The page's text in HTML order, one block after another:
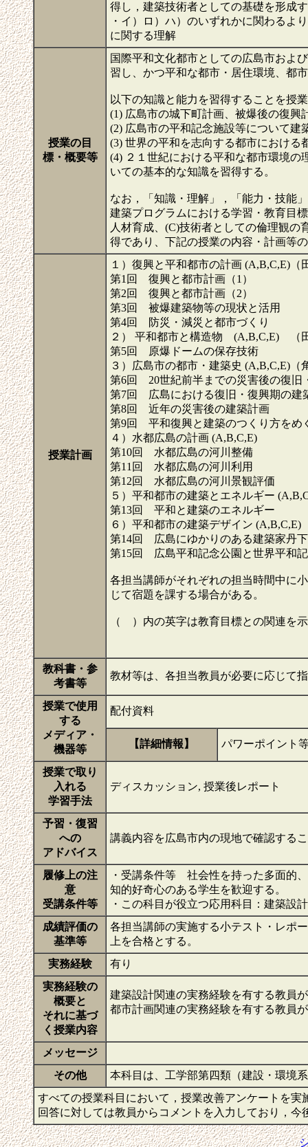
得し，建築技術者としての基礎を形成
・イ）ロ）ハ）のいずれかに関わるよ
に関する理解
授業の目
標・概要等
国際平和文化都市としての広島市およ
習し、かつ平和な都市・居住環境、都
以下の知識と能力を習得することを授
(1) 広島市の城下町計画、被爆後の復
(2) 広島市の平和記念施設等について建
(3) 世界の平和を志向する都市におけ
(4) ２１世紀における平和な都市環境
いての基本的な知識を習得する。
なお，「知識・理解」，「能力・技能
建築プログラムにおける学習・教育目
人材育成、(C)技術者としての倫理観の
得であり、下記の授業の内容・計画等
授業計画
１）復興と平和都市の計画 (A,B,C,E)（
第1回 復興と都市計画（1）
第2回 復興と都市計画（2）
第3回 被爆建築物等の現状と活用
第4回 防災・減災と都市づくり
２） 平和都市と構造物 (A,B,C,E) （
第5回 原爆ドームの保存技術
３）広島市の都市・建築史 (A,B,C,E)
第6回 20世紀前半までの災害後の復旧
第7回 広島における復旧・復興期の建
第8回 近年の災害後の建築計画
第9回 平和復興と建築のつくり方をめ
４）水都広島の計画 (A,B,C,E)
第10回 水都広島の河川整備
第11回 水都広島の河川利用
第12回 水都広島の河川景観評価
５）平和都市の建築とエネルギー
第13回 平和と建築のエネルギー
６）平和都市の建築デザイン (A,B,C,E)
第14回 広島にゆかりのある建築家丹
第15回 広島平和記念公園と世界平和
各担当講師がそれぞれの担当時間中に
じて宿題を課する場合がある。
（ ）内の英字は教育目標との関連を
教科書・参
考書等
教材等は、各担当教員が必要に応じて
授業で使用
する
メディア・
機器等
配付資料
【詳細情報】 パワーポイント
授業で取り
入れる
学習手法
ディスカッション, 授業後レポート
予習・復習
への
アドバイス
講義内容を広島市内の現地で確認する
履修上の注
意
受講条件等
・受講条件等 社会性を持った多面的
知的好奇心のある学生を歓迎する。
・この科目が役立つ応用科目：建築
成績評価の
基準等
各担当講師の実施する小テスト・レポ
上を合格とする。
実務経験
有り
実務経験の
概要と
それに基づ
く授業内容
建築設計関連の実務経験を有する教員
都市計画関連の実務経験を有する教員
メッセージ
その他
本科目は、工学部第四類（建設・環境
すべての授業科目において，授業改善アンケートを
回答に対しては教員からコメントを入力しており，